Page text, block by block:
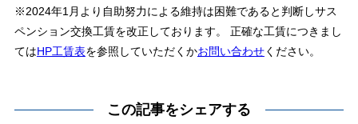
※2024年1月より自助努力による維持は困難であると判断しサス
ペンション交換工賃を改正しております。 正確な工賃につきまし
てはHP工賃表を参照していただくかお問い合わせください。
この記事をシェアする